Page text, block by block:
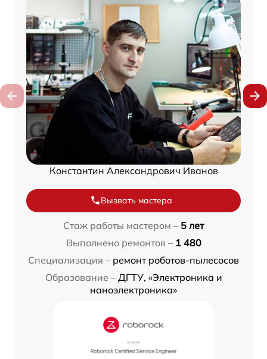
Константин Александрович Иванов
Вызвать мастера
Стаж работы мастером – 5 лет
Выполнено ремонтов – 1 480
Специализация – ремонт роботов-пылесосов
Образование – ДГТУ, «Электроника и
наноэлектроника»